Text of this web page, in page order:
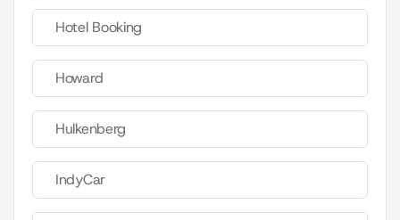
Hotel Booking
Howard
Hulkenberg
IndyCar